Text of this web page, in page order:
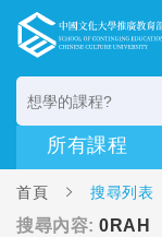
首頁 搜尋列表
搜尋內容: 0RAH